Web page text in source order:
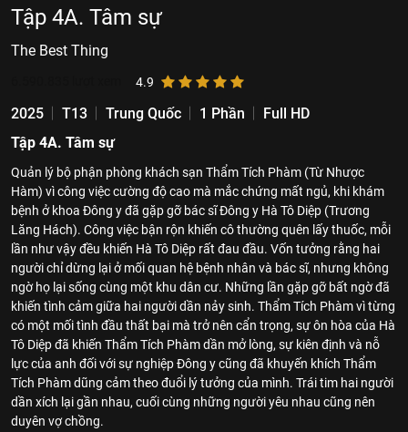
Tập 4A. Tâm sự
The Best Thing
4.9
2025 T13 Trung Quốc 1 Phần
Full HD
Tập 4A. Tâm sự
Quản lý bộ phận phòng khách sạn Thẩm Tích Phàm (Từ Nhược
Hàm) vì công việc cường độ cao mà mắc chứng mất ngủ, khi khám
bệnh ở khoa Đông y đã gặp gỡ bác sĩ Đông y Hà Tô Diệp (Trương
Lăng Hách). Công việc bận rộn khiến cô thường quên lấy thuốc, mỗi
lần như vậy đều khiến Hà Tô Diệp rất đau đầu. Vốn tưởng rằng hai
người chỉ dừng lại ở mối quan hệ bệnh nhân và bác sĩ, nhưng không
ngờ họ lại sống cùng một khu dân cư. Những lần gặp gỡ bất ngờ đã
khiến tình cảm giữa hai người dần nảy sinh. Thẩm Tích Phàm vì từng
có một mối tình đầu thất bại mà trở nên cẩn trọng, sự ôn hòa của Hà
Tô Diệp đã khiến Thẩm Tích Phàm dần mở lòng, sự kiên định và nỗ
lực của anh đối với sự nghiệp Đông y cũng đã khuyến khích Thẩm
Tích Phàm dũng cảm theo đuổi lý tưởng của mình. Trái tim hai người
dần xích lại gần nhau, cuối cùng những người yêu nhau cũng nên
duyên vợ chồng.